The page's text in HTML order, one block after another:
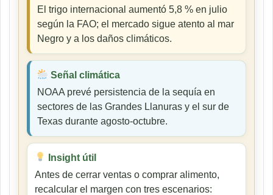
El trigo internacional aumentó 5,8 % en julio
según la FAO; el mercado sigue atento al mar
Negro y a los daños climáticos.
Señal climática
NOAA prevé persistencia de la sequía en
sectores de las Grandes Llanuras y el sur de
Texas durante agosto-octubre.
Insight útil
Antes de cerrar ventas o comprar alimento,
recalcular el margen con tres escenarios: